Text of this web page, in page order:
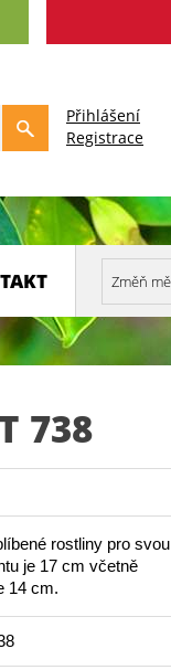
Přihlášení
Registrace
738
rostliny pro svou
je 17 cm včetně
14 cm.